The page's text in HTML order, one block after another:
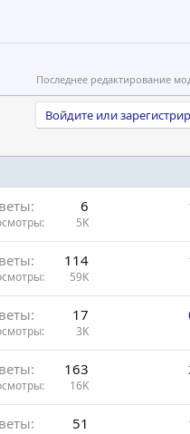
Последнее редактирование
Войдите или
6
5K
114
59K
17
3K
163
16K
51